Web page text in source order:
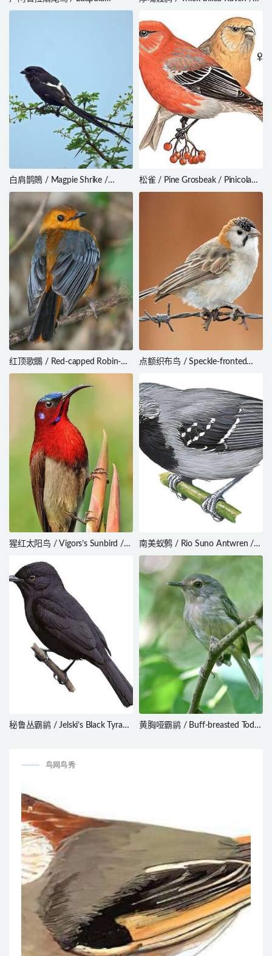
Cisticola / Cisticola luapula
白肩鹊鵙 / Magpie Shrike /
Urolestes melanoleucus
松雀 / Pine Grosbeak / Pinicola
enucleator
红顶歌䳭 / Red-capped Robin-
Chat / Cossypha natalensis
点额织布鸟 / Speckle-fronted
猩红太阳鸟 / Vigors’s Sunbird /
南美蚁鹩 / Rio Suno Antwren /
Myrmotherula sunensis
秘鲁丛霸鹟 / Jelski’s Black Tyrant
黄胸哑霸鹟 / Buff-breasted Tody-
鸟网鸟秀